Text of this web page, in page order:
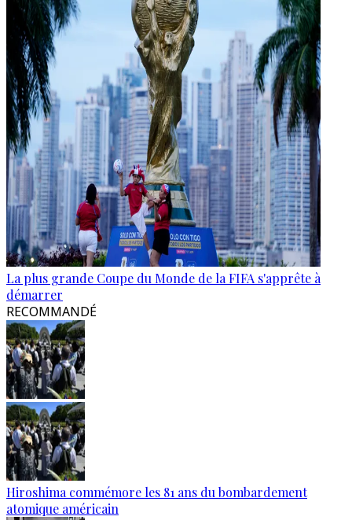
La plus grande Coupe du Monde de la FIFA s'apprête à
démarrer
RECOMMANDÉ
Hiroshima commémore les 81 ans du bombardement
atomique américain